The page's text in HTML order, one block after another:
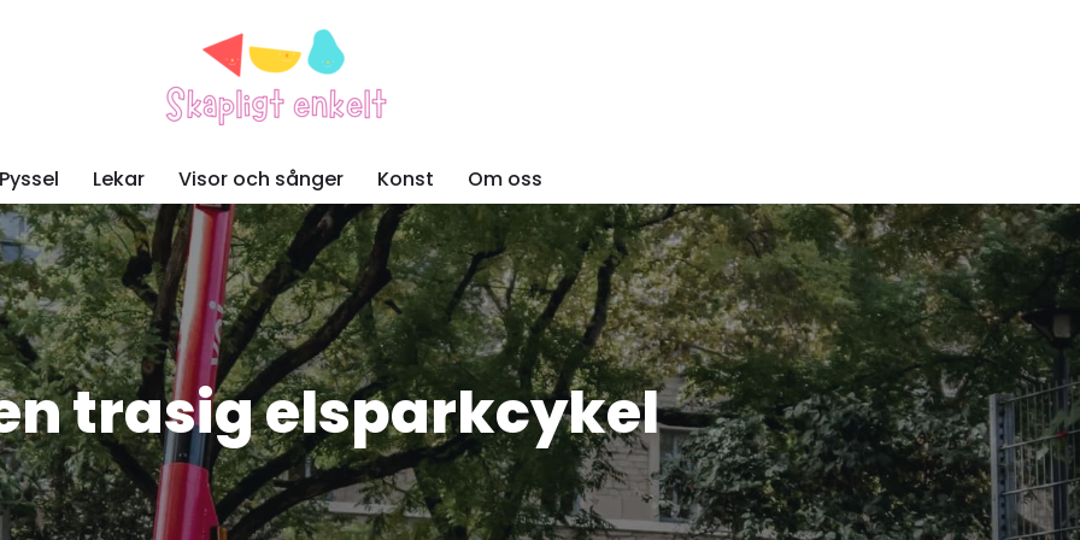
Pyssel
Lekar Visor och sånger Konst Om oss
trasig elsparkcykel